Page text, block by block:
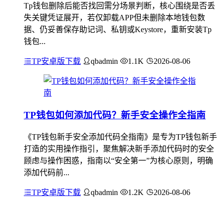
Tp钱包删除后能否找回需分场景判断，核心围绕是否丢
失关键凭证展开，若仅卸载APP但未删除本地钱包数
据、仍妥善保存助记词、私钥或Keystore，重新安装Tp
钱包...
TP安卓版下载 qbadmin 1.1K 2026-08-06
TP钱包如何添加代码？新手安全操作全指南
《TP钱包新手安全添加代码全指南》是专为TP钱包新手
打造的实用操作指引，聚焦解决新手添加代码时的安全
顾虑与操作困惑，指南以“安全第一”为核心原则，明确
添加代码前...
TP安卓版下载 qbadmin 1.2K 2026-08-06